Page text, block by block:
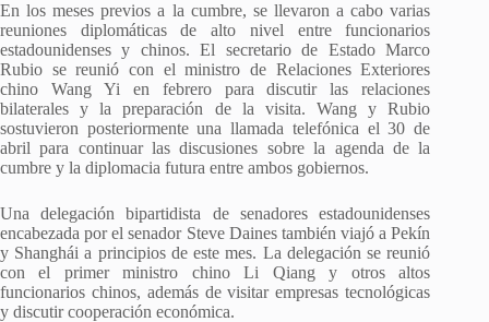
En los meses previos a la cumbre, se llevaron a cabo varias
reuniones diplomáticas de alto nivel entre funcionarios
estadounidenses y chinos. El secretario de Estado Marco
Rubio se reunió con el ministro de Relaciones Exteriores
chino Wang Yi en febrero para discutir las relaciones
bilaterales y la preparación de la visita. Wang y Rubio
sostuvieron posteriormente una llamada telefónica el 30 de
abril para continuar las discusiones sobre la agenda de la
cumbre y la diplomacia futura entre ambos gobiernos.
Una delegación bipartidista de senadores estadounidenses
encabezada por el senador Steve Daines también viajó a Pekín
y Shanghái a principios de este mes. La delegación se reunió
con el primer ministro chino Li Qiang y otros altos
funcionarios chinos, además de visitar empresas tecnológicas
y discutir cooperación económica.